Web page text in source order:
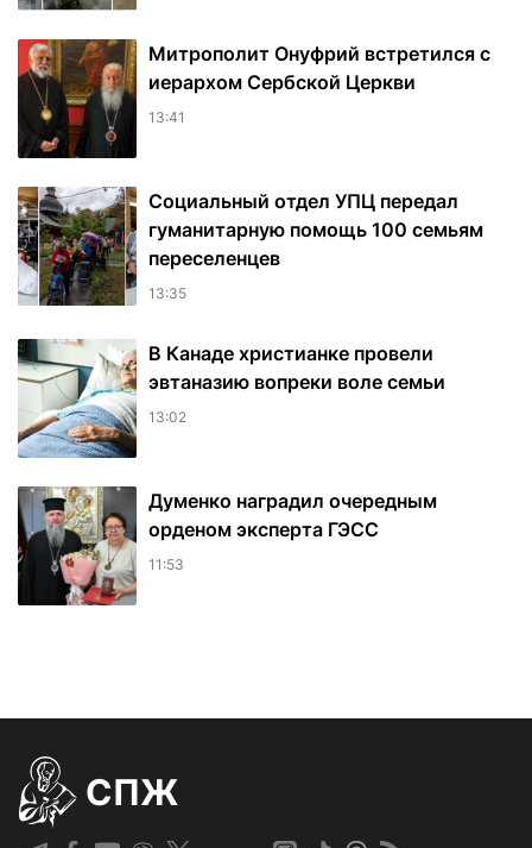
Митрополит Онуфрий встретился с
иерархом Сербской Церкви
13:41
Социальный отдел УПЦ передал
гуманитарную помощь 100 семьям
переселенцев
13:35
В Канаде христианке провели
эвтаназию вопреки воле семьи
13:02
Думенко наградил очередным
орденом эксперта ГЭСС
11:53
СПЖ